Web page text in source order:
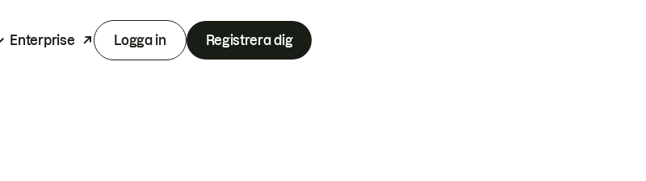
Enterprise Logga in Registrera dig